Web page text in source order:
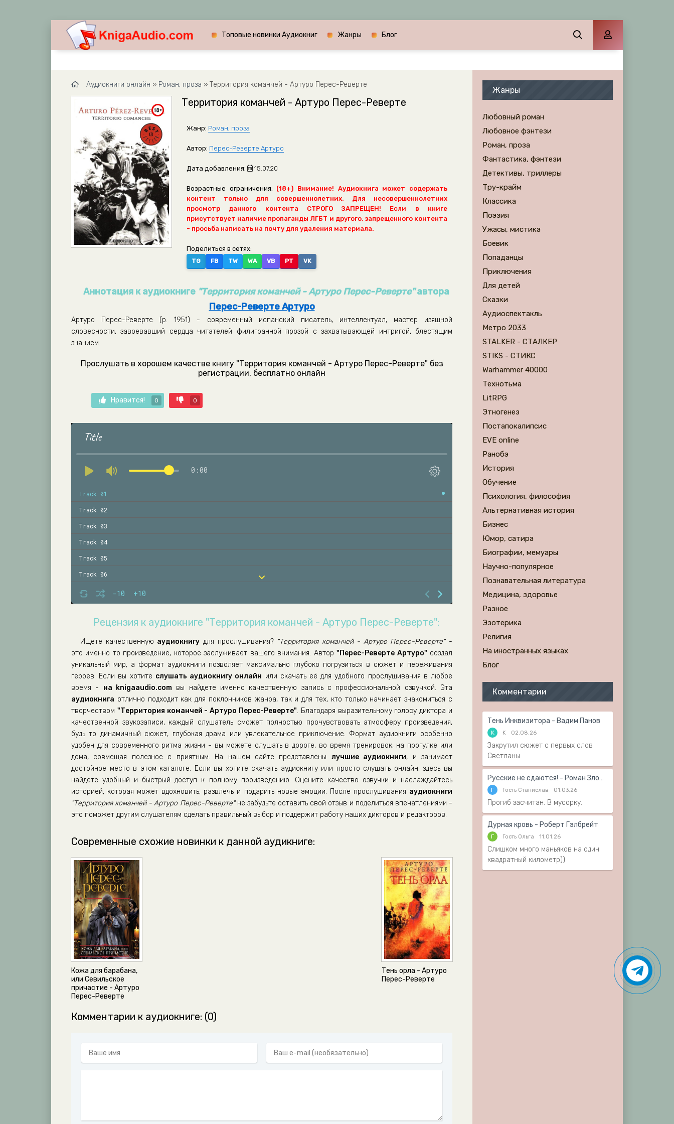
Топовые новинки Аудиокниг Жанры Блог
Аудиокниги онлайн » Роман, проза » Территория команчей - Артуро Перес-Реверте
Территория команчей - Артуро Перес-Реверте
Жанр: Роман, проза
Автор: Перес-Реверте Артуро
Дата добавления: 15.07.20
Возрастные ограничения: (18+) Внимание! Аудиокнига может содержать
контент только для совершеннолетних. Для несовершеннолетних
просмотр данного контента СТРОГО ЗАПРЕЩЕН! Если в книге
присутствует наличие пропаганды ЛГБТ и другого, запрещенного контента
- просьба написать на почту для удаления материала.
Поделиться в сетях:
TG FB TW WA VB PT VK
Аннотация к аудиокниге "Территория команчей - Артуро Перес-Реверте"автора
Перес-Реверте Артуро
Артуро Перес-Реверте (р. 1951) - современный испанский писатель, интеллектуал, мастер изящной
словесности, завоевавший сердца читателей филигранной прозой с захватывающей интригой, блестящим
знанием
Прослушать в хорошем качестве книгу "Территория команчей - Артуро Перес-Реверте" без
регистрации, бесплатно онлайн
Нравится! 0 0
Title
0:00
-10 +10
Track 01
Track 02
Track 03
Track 04
Track 05
Track 06
Track 07
Track 08
Track 09
Track 10
Track 11
Track 13
Track 14
Track 16
Track 17
Track 18
Track 19
Track 21
Track 23
Track 24
Track 25
Track 26
Track 27
Track 28
Track 29
Track 30
Track 31
Track 32
Track 36
Track 40
Рецензия к аудиокниге "Территория команчей - Артуро Перес-Реверте":
Ищете качественную аудиокнигу для прослушивания? "Территория команчей - Артуро Перес-Реверте"-
это именно то произведение, которое заслуживает вашего внимания. Автор"Перес-Реверте Артуро" создал
уникальный мир, а формат аудиокниги позволяет максимально глубоко погрузиться в сюжет и переживания
героев. Если вы хотите слушать аудиокнигу онлайн или скачать её для удобного прослушивания в любое
время - на knigaaudio.com вы найдете именно качественную запись с профессиональной озвучкой. Эта
аудиокнига отлично подходит как для поклонников жанра, так и для тех, кто только начинает знакомиться с
творчеством "Территория команчей - Артуро Перес-Реверте". Благодаря выразительному голосу диктора и
качественной звукозаписи, каждый слушатель сможет полностью прочувствовать атмосферу произведения,
будь то динамичный сюжет, глубокая драма или увлекательное приключение. Формат аудиокниги особенно
удобен для современного ритма жизни - вы можете слушать в дороге, во время тренировок, на прогулке или
дома, совмещая полезное с приятным. На нашем сайте представлены лучшие аудиокниги, и занимает
достойное место в этом каталоге. Если вы хотите скачать аудиокнигу или просто слушать онлайн, здесь вы
найдете удобный и быстрый доступ к полному произведению. Оцените качество озвучки и наслаждайтесь
историей, которая может вдохновить, развлечь и подарить новые эмоции. После прослушивания аудиокниги
"Территория команчей - Артуро Перес-Реверте"не забудьте оставить свой отзыв и поделиться впечатлениями -
это поможет другим слушателям сделать правильный выбор и поддержит работу наших дикторов и редакторов.
Современные схожие новинки к данной аудикниге:
Кожа для барабана,
или Севильское
причастие - Артуро
Перес-Реверте
Тень орла - Артуро
Перес-Реверте
Комментарии к аудиокниге: (0)
Жанры
Любовный роман
Любовное фэнтези
Роман, проза
Фантастика, фэнтези
Детективы, триллеры
Тру-крайм
Классика
Поэзия
Ужасы, мистика
Боевик
Попаданцы
Приключения
Для детей
Сказки
Аудиоспектакль
Метро 2033
STALKER - СТАЛКЕР
STIKS - СТИКС
Warhammer 40000
Технотьма
LitRPG
Этногенез
Постапокалипсис
EVE online
Ранобэ
История
Обучение
Психология, философия
Альтернативная история
Бизнес
Юмор, сатира
Биографии, мемуары
Научно-популярное
Познавательная литература
Медицина, здоровье
Разное
Эзотерика
Религия
На иностранных языках
Блог
Комментарии
Тень Инквизитора - Вадим Панов
K K 02.08.26
Закрутил сюжет с первых слов
Светланы
Русские не сдаются! - Роман Злотников
Г Гость Станислав 01.03.26
Прогиб засчитан. В мусорку.
Дурная кровь - Роберт Гэлбрейт
Г Гость Ольга 11.01.26
Слишком много маньяков на один
квадратный километр))